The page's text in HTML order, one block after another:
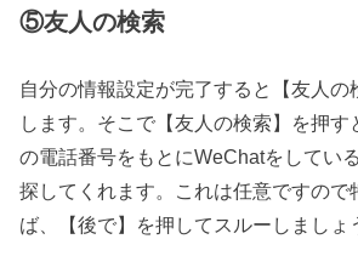
⑤友人の検索
自分の情報設定が完了すると【友人の
します。そこで【友人の検索】を押す
の電話番号をもとにWeChatをしてい
探してくれます。これは任意ですので
ば、【後で】を押してスルーしましょ